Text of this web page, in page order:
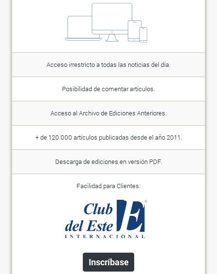
Acceso irrestricto a todas las noticias del día.
Posibilidad de comentar artículos.
Acceso al Archivo de Ediciones Anteriores.
+ de 120.000 artículos publicadas desde el año 2011.
Descarga de ediciones en versión PDF.
Facilidad para Clientes:
Inscríbase